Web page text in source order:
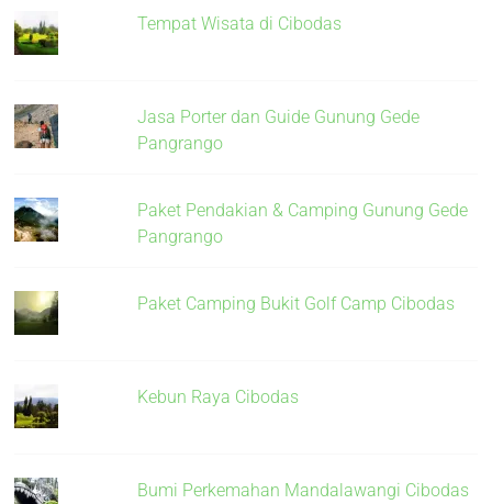
Tempat Wisata di Cibodas
Jasa Porter dan Guide Gunung Gede
Pangrango
Paket Pendakian & Camping Gunung Gede
Pangrango
Paket Camping Bukit Golf Camp Cibodas
Kebun Raya Cibodas
Bumi Perkemahan Mandalawangi Cibodas